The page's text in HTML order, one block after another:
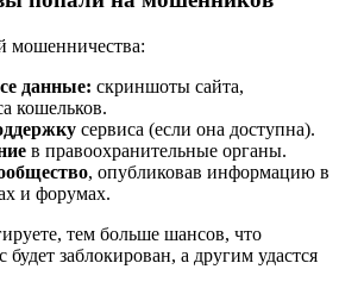
мошенничества:
данные: скриншоты сайта,
кошельков.
сервиса (если она доступна).
в правоохранительные органы.
, опубликовав информацию в
и форумах.
тем больше шансов, что
заблокирован, а другим удастся